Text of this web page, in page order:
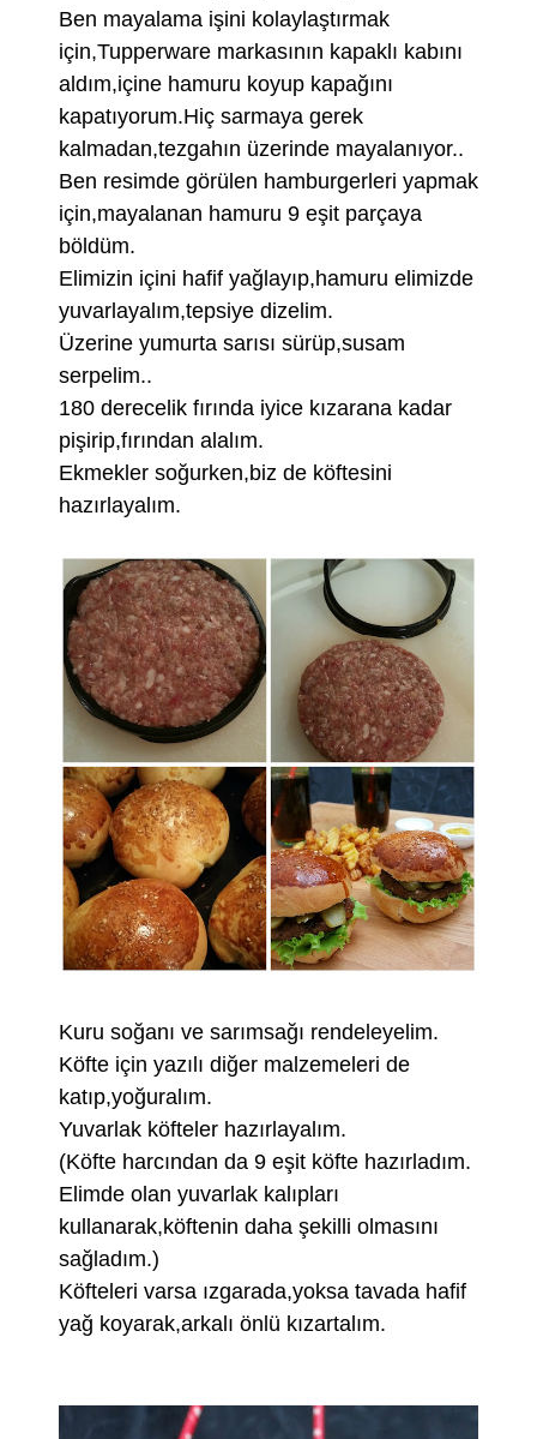
Ben mayalama işini kolaylaştırmak
için,Tupperware markasının kapaklı kabını
aldım,içine hamuru koyup kapağını
kapatıyorum.Hiç sarmaya gerek
kalmadan,tezgahın üzerinde mayalanıyor..
Ben resimde görülen hamburgerleri yapmak
için,mayalanan hamuru 9 eşit parçaya
böldüm.
Elimizin içini hafif yağlayıp,hamuru elimizde
yuvarlayalım,tepsiye dizelim.
Üzerine yumurta sarısı sürüp,susam
serpelim..
180 derecelik fırında iyice kızarana kadar
pişirip,fırından alalım.
Ekmekler soğurken,biz de köftesini
hazırlayalım.
Kuru soğanı ve sarımsağı rendeleyelim.
Köfte için yazılı diğer malzemeleri de
katıp,yoğuralım.
Yuvarlak köfteler hazırlayalım.
(Köfte harcından da 9 eşit köfte hazırladım.
Elimde olan yuvarlak kalıpları
kullanarak,köftenin daha şekilli olmasını
sağladım.)
Köfteleri varsa ızgarada,yoksa tavada hafif
yağ koyarak,arkalı önlü kızartalım.